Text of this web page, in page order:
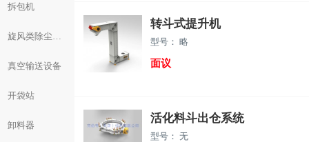
拆包机
真空输送设备
开袋站
卸料器
转斗式提升机
型号： 略
面议
活化料斗出仓系统
型号： 无